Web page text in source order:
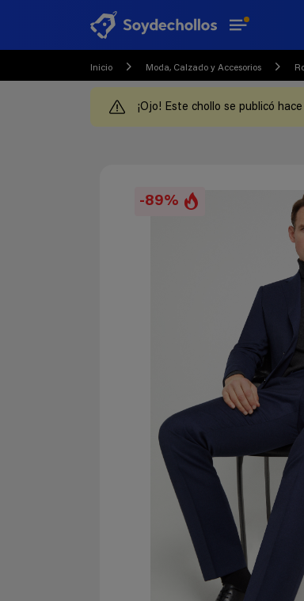
Inicio Moda, Calzado y Accesorios
¡Ojo! Este chollo se publicó
-89%